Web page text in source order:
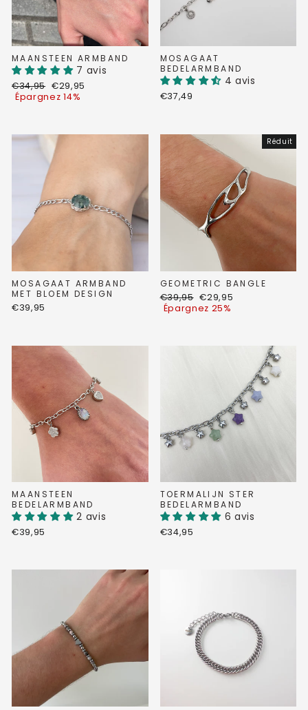
MAANSTEEN ARMBAND
7 avis
Prix
régulier
€34,95 Prix
réduit
€29,95
Épargnez 14%
MOSAGAAT
BEDELARMBAND
4 avis
€37,49
MOSAGAAT ARMBAND
MET BLOEM DESIGN
€39,95
Réduit
GEOMETRIC BANGLE
Prix
régulier
€39,95 Prix
réduit
€29,95
Épargnez 25%
MAANSTEEN
BEDELARMBAND
2 avis
€39,95
TOERMALIJN STER
BEDELARMBAND
6 avis
€34,95